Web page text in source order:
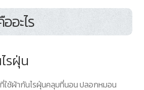
อะไร
รฝุ่น
ใช้ผ้ากันไรฝุ่นคลุมที่นอน ปลอกหมอน